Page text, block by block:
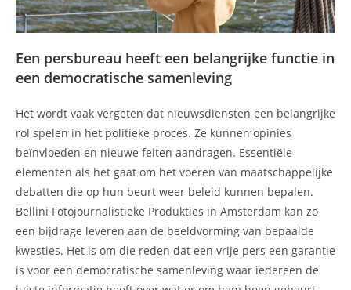
Een persbureau heeft een belangrijke functie in
een democratische samenleving
Het wordt vaak vergeten dat nieuwsdiensten een belangrijke
rol spelen in het politieke proces. Ze kunnen opinies
beïnvloeden en nieuwe feiten aandragen. Essentiële
elementen als het gaat om het voeren van maatschappelijke
debatten die op hun beurt weer beleid kunnen bepalen.
Bellini Fotojournalistieke Produkties in Amsterdam kan zo
een bijdrage leveren aan de beeldvorming van bepaalde
kwesties. Het is om die reden dat een vrije pers een garantie
is voor een democratische samenleving waar iedereen de